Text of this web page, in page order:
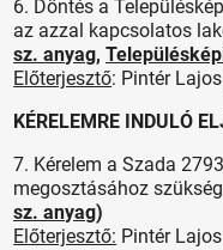
6. Döntés a
az azzal kapcsolatos
sz. anyag,
Előterjesztő: Pintér
KÉRELEMRE INDULÓ
7. Kérelem a Szada
megosztásához
sz. anyag)
Előterjesztő: Pintér